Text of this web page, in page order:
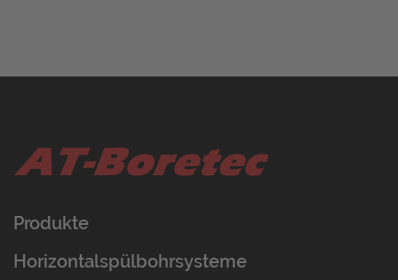
Produkte
Horizontalspülbohrsysteme